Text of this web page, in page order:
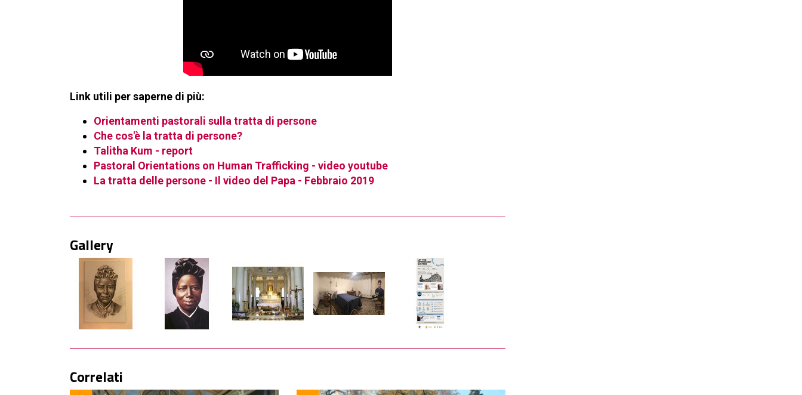
Link utili per saperne di più:
Orientamenti pastorali sulla tratta di persone
Che cos'è la tratta di persone?
Talitha Kum - report
Pastoral Orientations on Human Trafficking - video youtube
La tratta delle persone - Il video del Papa - Febbraio 2019
Gallery
Correlati